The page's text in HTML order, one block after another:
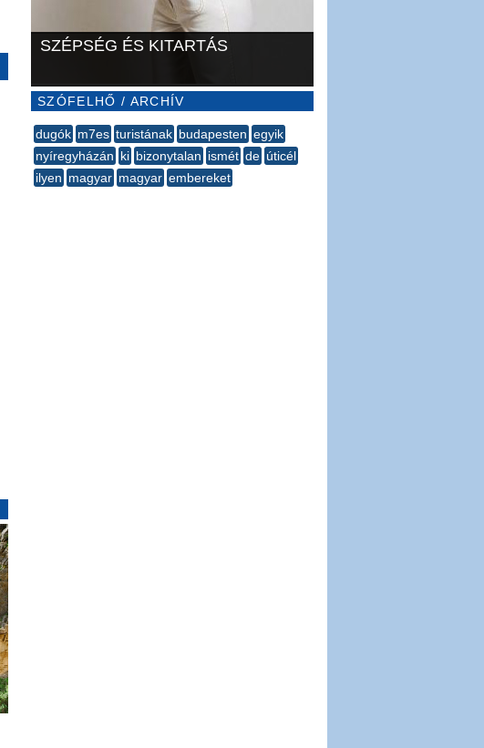
SZÉPSÉG ÉS KITARTÁS
SZÓFELHŐ / ARCHÍV
dugók m7es turistának budapesten egyik
nyíregyházán ki bizonytalan ismét de úticél
ilyen magyar magyar embereket